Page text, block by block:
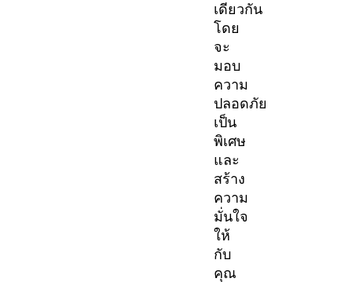
เดียวกัน
โดย
จะ
มอบ
ความ
ปลอดภัย
เป็น
พิเศษ
และ
สร้าง
ความ
มั่นใจ
ให้
กับ
คุณ